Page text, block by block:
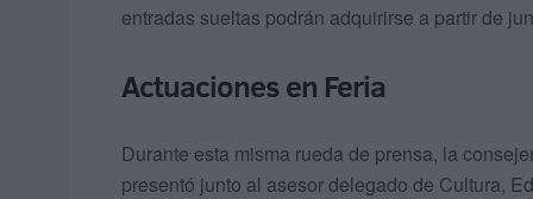
entradas sueltas podrán adquirirse a partir de
Actuaciones en Feria
Durante esta misma rueda de prensa, la
presentó junto al asesor delegado de Cultura,